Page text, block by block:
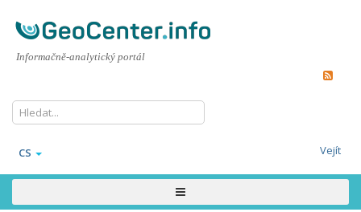
Informačně-analytický portál
CS Vejít